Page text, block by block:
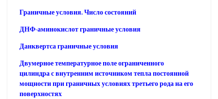
Граничные условия. Число состояний
ДНФ-аминокислот граничные условия
Данквертса граничные условия
Двумерное температурное поле ограниченного
цилиндра с внутренним источником тепла постоянной
мощности при граничных условиях третьего рода на его
поверхностях